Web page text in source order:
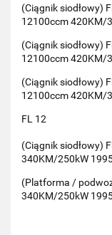
(Ciągnik siodłowy)
12100ccm 420KM/
(Ciągnik siodłowy)
12100ccm 420KM/
(Ciągnik siodłowy)
12100ccm 420KM/
FL 12
(Ciągnik siodłowy)
340KM/250kW
(Platforma /
340KM/250kW